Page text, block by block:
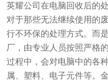
英耀公司在电脑回收后的
对于那些无法继续使用的
行不环保的处理方式。而
厂，由专业人员按照严格
过程中，会对电脑中的各
属、塑料、电子元件等。